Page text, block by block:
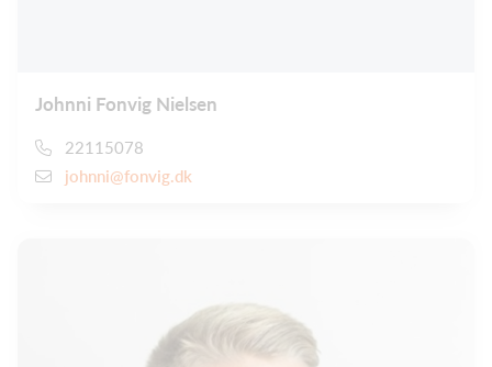
Johnni Fonvig Nielsen
22115078
johnni@fonvig.dk